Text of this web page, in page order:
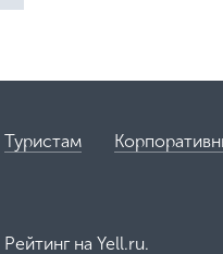
Туристам
Рейтинг на Yell.ru.